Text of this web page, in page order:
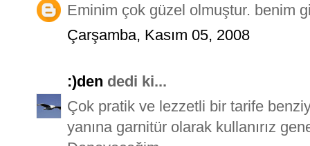
Eminim çok güzel olmuştur. benim
Çarşamba, Kasım 05, 2008
:)den dedi ki...
Çok pratik ve lezzetli bir tarife
yanına garnitür olarak kullanırız